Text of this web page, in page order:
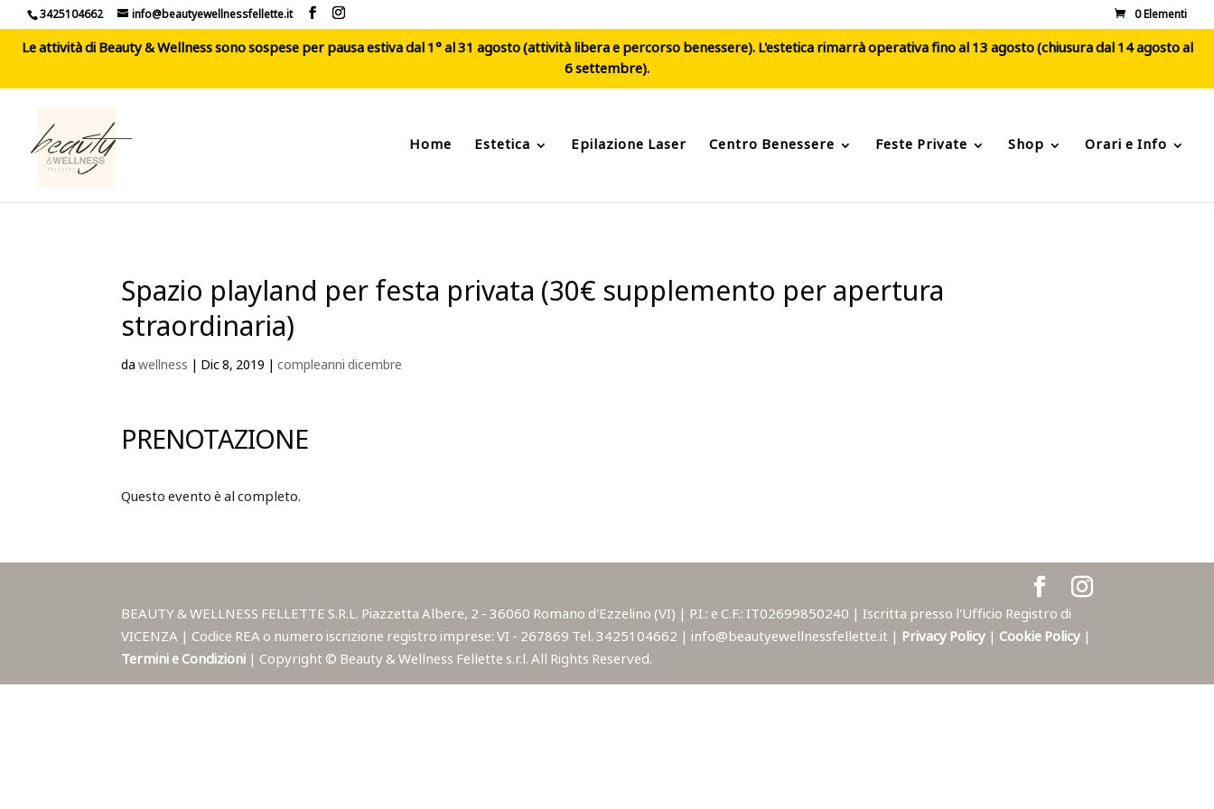
3425104662 info@beautyewellnessfellette.it 0 Elementi
Le attività di Beauty & Wellness sono sospese per pausa estiva dal 1° al 31 agosto (attività libera e percorso benessere). L'estetica rimarrà operativa fino al 13 agosto (chiusura dal 14 agosto al
6 settembre).
Home Estetica Epilazione Laser Centro Benessere Feste Private Shop Orari e Info
Spazio playland per festa privata (30€ supplemento per apertura
straordinaria)
dawellness | Dic 8, 2019 |compleanni dicembre
PRENOTAZIONE
Questo evento è al completo.
BEAUTY & WELLNESS FELLETTE S.R.L. Piazzetta Albere, 2 - 36060 Romano d'Ezzelino (VI) | P.I.: e C.F.: IT02699850240 | Iscritta presso l'Ufficio Registro di
VICENZA | Codice REA o numero iscrizione registro imprese: VI - 267869 Tel. 3425104662 | info@beautyewellnessfellette.it | Privacy Policy | Cookie Policy |
Termini e Condizioni | Copyright © Beauty & Wellness Fellette s.r.l. All Rights Reserved.